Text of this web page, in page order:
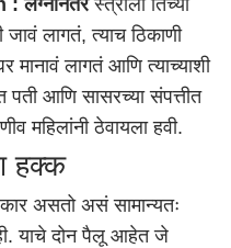
: लग्नानंतरस्त्रीला तिच्या
लागतं, त्याच ठिकाणी
मानावं लागतं आणि त्याच्याशी
पती आणि सासरच्या संपत्तीत
महिलांनी ठेवायला हवी.
हक्क
असतो असं सामान्यतः
याचे दोन पैलू आहेत जे